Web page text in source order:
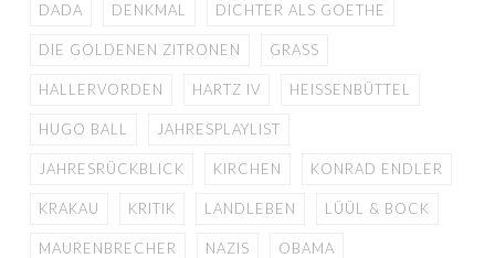
DADA DENKMAL DICHTER ALS GOETHE
DIE GOLDENEN ZITRONEN GRASS
HALLERVORDEN HARTZ IV HEISSENBÜTTEL
HUGO BALL JAHRESPLAYLIST
JAHRESRÜCKBLICK KIRCHEN KONRAD ENDLER
KRAKAU KRITIK LANDLEBEN LÜÜL & BOCK
MAURENBRECHER NAZIS OBAMA